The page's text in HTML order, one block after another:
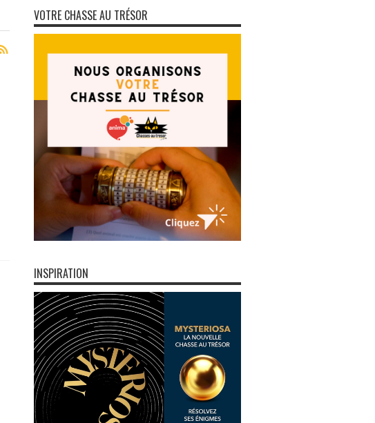
VOTRE CHASSE AU TRÉSOR
INSPIRATION